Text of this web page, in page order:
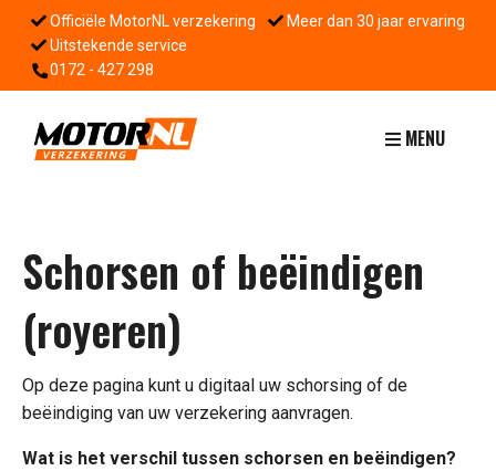
Officiële MotorNL verzekering
Meer dan 30 jaar ervaring
Uitstekende service
0172 - 427 298
MENU
Schorsen of beëindigen
(royeren)
Op deze pagina kunt u digitaal uw schorsing of de
beëindiging van uw verzekering aanvragen.
Wat is het verschil tussen schorsen en beëindigen?